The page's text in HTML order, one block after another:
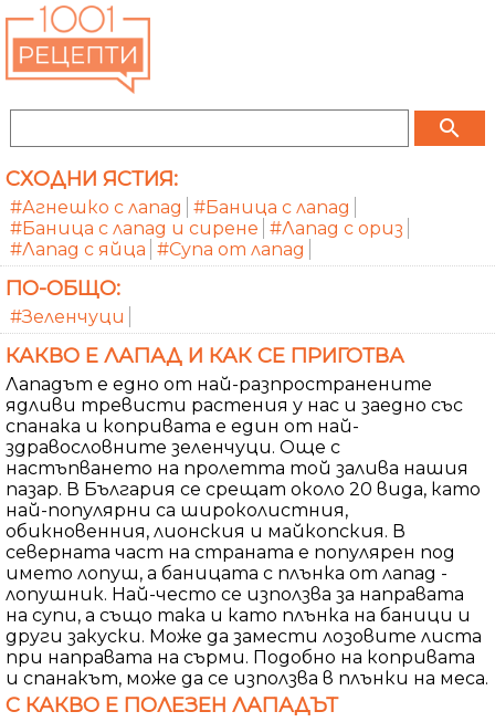
search
СХОДНИ ЯСТИЯ:
#Агнешко с лапад
#Баница с лапад
#Баница с лапад и сирене #Лапад с ориз
#Лапад с яйца #Супа от лапад
ПО-ОБЩО:
#Зеленчуци
КАКВО Е ЛАПАД И КАК СЕ ПРИГОТВА
Лападът е едно от най-разпространените
ядливи тревисти растения у нас и заедно със
спанака и копривата е един от най-
здравословните зеленчуци. Още с
настъпването на пролетта той залива нашия
пазар. В България се срещат около 20 вида, като
най-популярни са широколистния,
обикновенния, лионския и майкопския. В
северната част на страната е популярен под
името лопуш, а баницата с плънка от лапад -
лопушник. Най-често се използва за направата
на супи, а също така и като плънка на баници и
други закуски. Може да замести лозовите листа
при направата на сърми. Подобно на копривата
и спанакът, може да се използва в плънки на меса.
С КАКВО Е ПОЛЕЗЕН ЛАПАДЪТ